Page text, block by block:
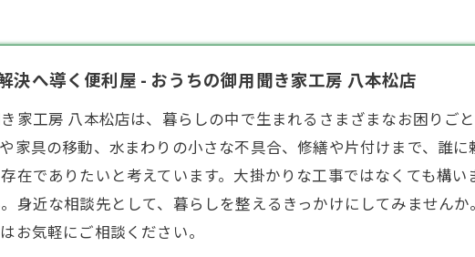
決へ導く便利屋 - おうちの御用聞き家工房 八本松店
家工房 八本松店は、暮らしの中で生まれるさまざまなお困りご
家具の移動、水まわりの小さな不具合、修繕や片付けまで、誰
在でありたいと考えています。大掛かりな工事ではなくても構
身近な相談先として、暮らしを整えるきっかけにしてみません
お気軽にご相談ください。